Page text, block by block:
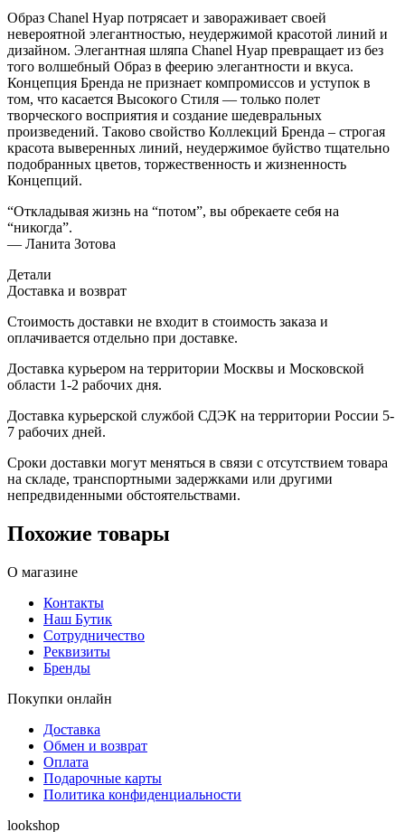
Образ Chanel Нуар потрясает и завораживает своей
невероятной элегантностью, неудержимой красотой линий и
дизайном. Элегантная шляпа Chanel Нуар превращает из без
того волшебный Образ в феерию элегантности и вкуса.
Концепция Бренда не признает компромиссов и уступок в
том, что касается Высокого Стиля — только полет
творческого восприятия и создание шедевральных
произведений. Таково свойство Коллекций Бренда – строгая
красота выверенных линий, неудержимое буйство тщательно
подобранных цветов, торжественность и жизненность
Концепций.
“Откладывая жизнь на “потом”, вы обрекаете себя на
“никогда”.
— Ланита Зотова
Детали
Доставка и возврат
Стоимость доставки не входит в стоимость заказа и
оплачивается отдельно при доставке.
Доставка курьером на территории Москвы и Московской
области 1-2 рабочих дня.
Доставка курьерской службой СДЭК на территории России 5-
7 рабочих дней.
Сроки доставки могут меняться в связи с отсутствием товара
на складе, транспортными задержками или другими
непредвиденными обстоятельствами.
Похожие товары
О магазине
Контакты
Наш Бутик
Сотрудничество
Реквизиты
Бренды
Покупки онлайн
Доставка
Обмен и возврат
Оплата
Подарочные карты
Политика конфиденциальности
lookshop